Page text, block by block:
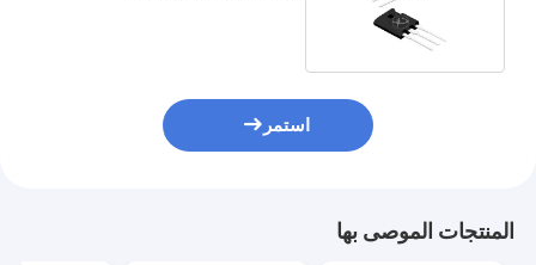
استمر
المنتجات الموصى بها